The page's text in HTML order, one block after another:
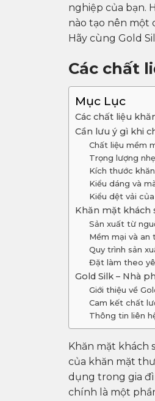
nghiệp của bạn.
nào tạo nên một
Hãy cùng Gold
Các chất
Mục Lục
Các chất liệu
Cần lưu ý gì khi
Chất liệu mềm
Trọng lượng nhẹ
Kích thước
Kiểu dáng và
Kiểu dệt vải
Khăn mặt khách
Sản xuất từ
Mềm mại và an
Quy trình sản
Đặt làm theo
Gold Silk – Nhà
Giới thiệu về
Cam kết chất
Thông tin liên
Khăn mặt khách
của khăn mặt
dụng trong gia
chính là một